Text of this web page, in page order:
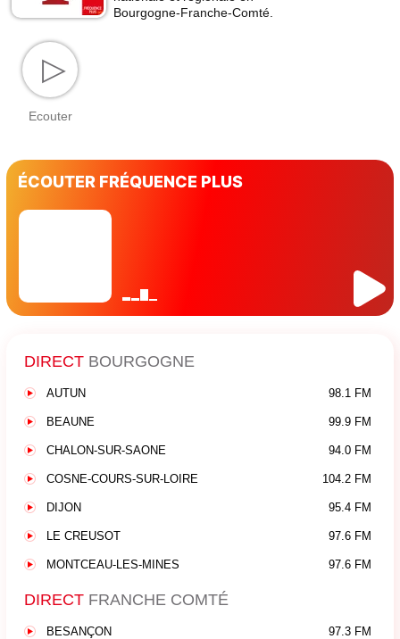
Bourgogne-Franche-Comté.
▷
Ecouter
ÉCOUTER FRÉQUENCE PLUS
DIRECT BOURGOGNE
AUTUN 98.1 FM
BEAUNE 99.9 FM
CHALON-SUR-SAONE 94.0 FM
COSNE-COURS-SUR-LOIRE 104.2 FM
DIJON 95.4 FM
LE CREUSOT 97.6 FM
MONTCEAU-LES-MINES 97.6 FM
DIRECT FRANCHE COMTÉ
BESANÇON 97.3 FM